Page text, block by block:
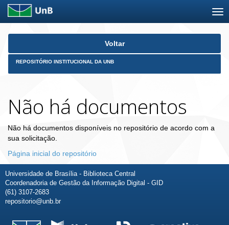
Skip
Voltar
REPOSITÓRIO INSTITUCIONAL DA UNB
Não há documentos
Não há documentos disponíveis no repositório de acordo com a
sua solicitação.
Página inicial do repositório
Universidade de Brasília - Biblioteca Central
Coordenadoria de Gestão da Informação Digital - GID
(61) 3107-2683
repositorio@unb.br